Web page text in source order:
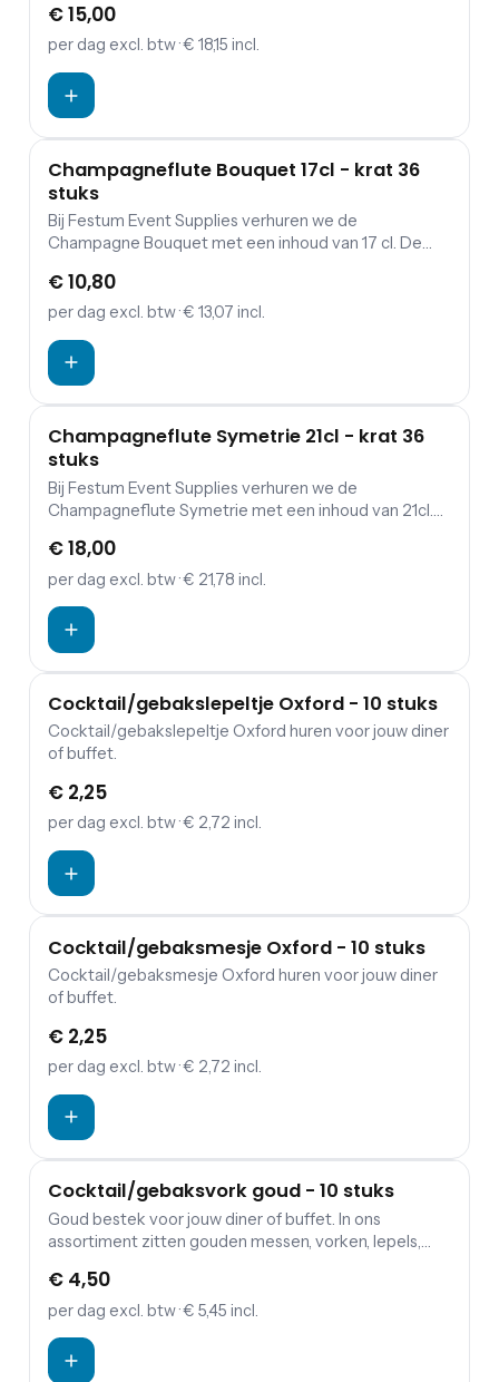
€ 15,00
per dag excl. btw· € 18,15 incl.
Champagneflute Bouquet 17cl - krat 36
stuks
Bij Festum Event Supplies verhuren we de
Champagne Bouquet met een inhoud van 17 cl. De
€ 10,80
per dag excl. btw· € 13,07 incl.
Champagneflute Symetrie 21cl - krat 36
stuks
Bij Festum Event Supplies verhuren we de
Champagneflute Symetrie met een inhoud van 21cl.
€ 18,00
per dag excl. btw· € 21,78 incl.
Cocktail/gebakslepeltje Oxford - 10 stuks
Cocktail/gebakslepeltje Oxford huren voor jouw diner
of buffet.
€ 2,25
per dag excl. btw· € 2,72 incl.
Cocktail/gebaksmesje Oxford - 10 stuks
Cocktail/gebaksmesje Oxford huren voor jouw diner
of buffet.
€ 2,25
per dag excl. btw· € 2,72 incl.
Cocktail/gebaksvork goud - 10 stuks
Goud bestek voor jouw diner of buffet. In ons
assortiment zitten gouden messen, vorken, lepels,
€ 4,50
per dag excl. btw· € 5,45 incl.